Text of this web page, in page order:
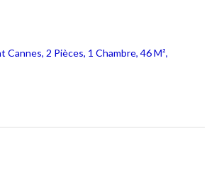
2 Pièces, 1 Chambre, 46 M²,